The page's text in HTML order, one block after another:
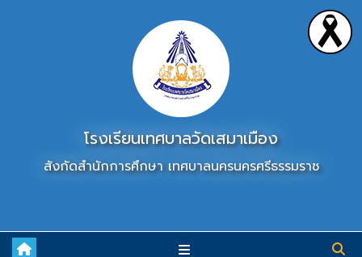
โรงเรียนเทศบาลวัดเสมาเมือง
สังกัดสำนักการศึกษา เทศบาลนครนครศรีธรรมราช